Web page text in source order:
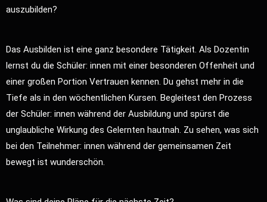
auszubilden?
Das Ausbilden ist eine ganz besondere Tätigkeit. Als Dozentin
lernst du die Schüler: innen mit einer besonderen Offenheit und
einer großen Portion Vertrauen kennen. Du gehst mehr in die
Tiefe als in den wöchentlichen Kursen. Begleitest den Prozess
der Schüler: innen während der Ausbildung und spürst die
unglaubliche Wirkung des Gelernten hautnah. Zu sehen, was sich
bei den Teilnehmer: innen während der gemeinsamen Zeit
bewegt ist wunderschön.